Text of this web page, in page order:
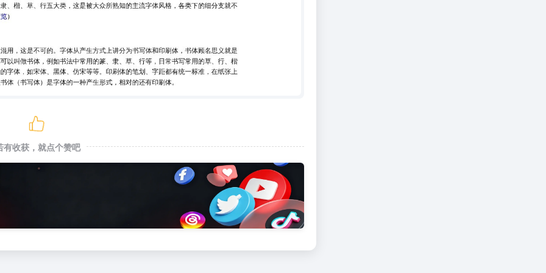
有收获，就点个赞吧